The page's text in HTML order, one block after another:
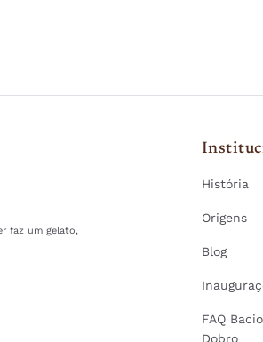
faz um gelato,
História
Origens
Blog
FAQ
Dobro